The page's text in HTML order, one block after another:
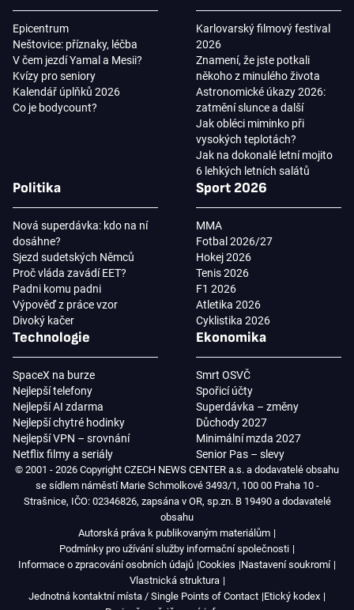
Epicentrum
Neštovice: příznaky, léčba
V čem jezdí Yamal a Mesii?
Kvízy pro seniory
Kalendář úplňků 2026
Co je bodycount?
Karlovarský filmový festival
2026
Znamení, že jste potkali
někoho z minulého života
Astronomické úkazy 2026:
zatmění slunce a další
Jak obléci miminko při
vysokých teplotách?
Jak na dokonalé letní mojito
6 lehkých letních salátů
Politika
Nová superdávka: kdo na ní
dosáhne?
Sjezd sudetských Němců
Proč vláda zavádí EET?
Padni komu padni
Výpověď z práce vzor
Divoký kačer
Sport 2026
MMA
Fotbal 2026/27
Hokej 2026
Tenis 2026
F1 2026
Atletika 2026
Cyklistika 2026
Technologie
SpaceX na burze
Nejlepší telefony
Nejlepší AI zdarma
Nejlepší chytré hodinky
Nejlepší VPN – srovnání
Netflix filmy a seriály
Ekonomika
Smrt OSVČ
Spořicí účty
Superdávka – změny
Důchody 2027
Minimální mzda 2027
Senior Pas – slevy
© 2001 - 2026 Copyright CZECH NEWS CENTER a.s. a dodavatelé obsahu
se sídlem náměstí Marie Schmolkové 3493/1, 100 00 Praha 10 -
Strašnice, IČO: 02346826, zapsána v OR, sp.zn. B 19490 a dodavatelé
obsahu
Autorská práva k publikovaným materiálům
Podmínky pro užívání služby informační společnosti
Informace o zpracování osobních údajů Cookies Nastavení soukromí
Vlastnická struktura
Jednotná kontaktní místa / Single Points of Contact Etický kodex